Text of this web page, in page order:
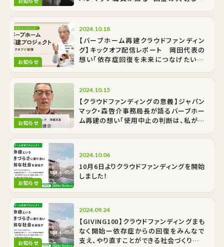
お知らせ
2024.10.18
【バーブホーム再建クラウドファンディン
グ】キックオフ配信レポート 岡田代表の
想い「依存症回復を未来につなげたい！」
お知らせ
2024.10.15
【クラウドファンディングの意義】ジャパン
マック・森啓介事務局長が語るバーブホー
ム再建の想い「使用中止の判断は、私が施
お知らせ
2024.10.06
10月6日よりクラウドファンディングを開始
しました！
お知らせ
2024.09.24
【GIVING100】クラウドファンディングまも
なく開始ー依存症からの回復をみんなで
支え、やり直すことができる社会づくりをご